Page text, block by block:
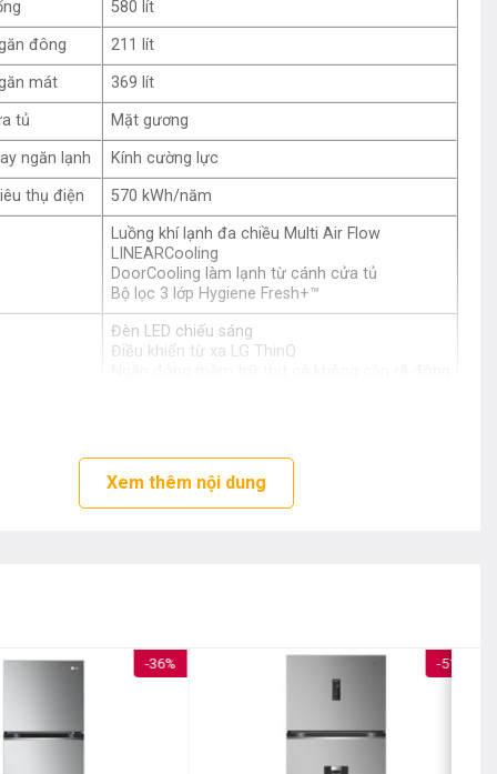
580 lít
đông
211 lít
mát
369 lít
tủ
Mặt gương
ngăn lạnh
Kính cường lực
thụ điện
570 kWh/năm
Luồng khí lạnh đa chiều Multi Air Flow
LINEARCooling
DoorCooling làm lạnh từ cánh cửa tủ
Bộ lọc 3 lớp Hygiene Fresh+™
Đèn LED chiếu sáng
Điều khiển từ xa LG ThinQ
Chế độ Chống chói khi mở cửa
Mặt gương sang trọng, dễ vệ sinh
Thiết kế âm tường
100 kg
Xem thêm nội dung
-36% -51%